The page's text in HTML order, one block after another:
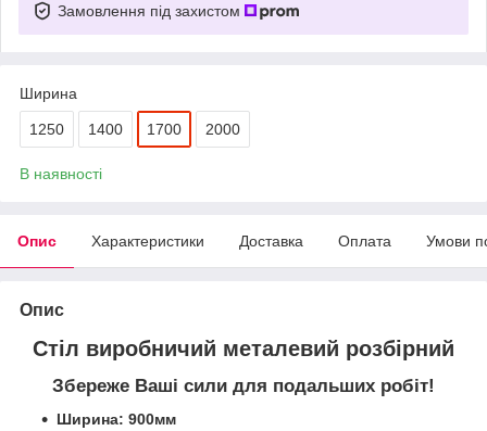
Замовлення під захистом
Ширина
1250 1400 1700 2000
В наявності
Опис Характеристики Доставка Оплата Умови
Опис
Стіл виробничий металевий розбірний
Збереже Ваші сили для подальших робіт!
Ширина: 900мм